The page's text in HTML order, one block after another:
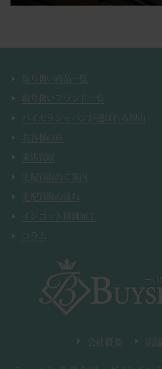
取り扱い商品一覧
取り扱いブランド一覧
バイセラジャパンが選ばれる理由
お客様の声
来店買取
宅配買取のご案内
宅配買取の流れ
インゴット精錬加工
コラム
会社概要 店